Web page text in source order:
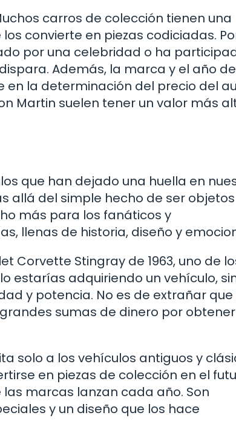
carros de colección tienen una
convierte en piezas codiciadas.
por una celebridad o ha
Además, la marca y el año de
la determinación del precio del
Martin suelen tener un valor más
que han dejado una huella en
allá del simple hecho de ser objetos
más para los fanáticos y
llenas de historia, diseño y
Corvette Stingray de 1963, uno de
estarías adquiriendo un vehículo,
y potencia. No es de extrañar que
sumas de dinero por obtener
solo a los vehículos antiguos y
en piezas de colección en el
marcas lanzan cada año. Son
y un diseño que los hace